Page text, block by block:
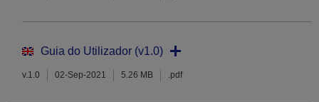
Guia do Utilizador (v1.0)
v.1.0 02-Sep-2021 5.26 MB .pdf